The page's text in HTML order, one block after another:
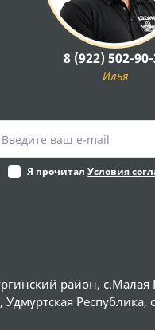
8 (922) 502-90-
Илья
Я прочиталУсловия
район,
Удмуртская